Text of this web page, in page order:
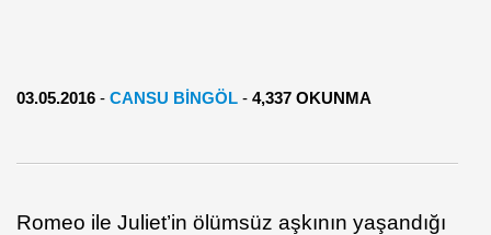
03.05.2016 - CANSU BINGÖL - 4,337 OKUNMA
Romeo ile Juliet’in ölümsüz aşkının yaşandığı